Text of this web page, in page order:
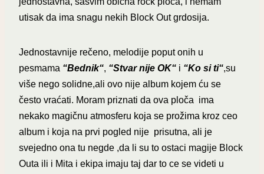
utisak da ima snagu nekih Block Out grdosija.
Jednostavnije rečeno, melodije poput onih u
pesmama “Bednik“, “Stvar nije OK“ i “Ko si ti“,su
više nego solidne,ali ovo nije album kojem ću se
često vraćati. Moram priznati da ova ploča ima
nekako magičnu atmosferu koja se prožima kroz ceo
album i koja na prvi pogled nije prisutna, ali je
svejedno ona tu negde ,da li su to ostaci magije Block
Outa ili i Mita i ekipa imaju taj dar to ce se videti u